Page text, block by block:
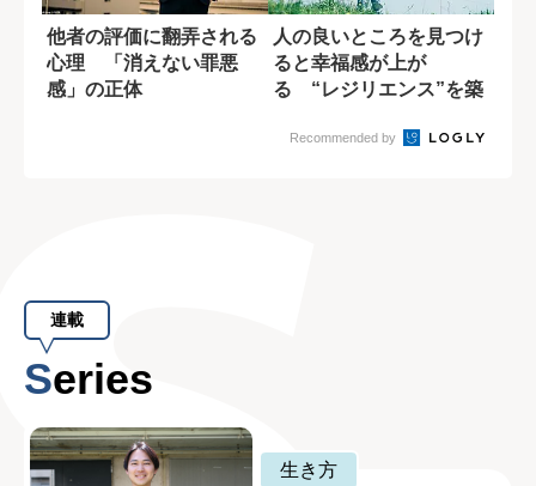
他者の評価に翻弄される
心理 「消えない罪悪
感」の正体
人の良いところを見つけ
ると幸福感が上が
る “レジリエンス”を築
Recommended by
連載
Series
生き方